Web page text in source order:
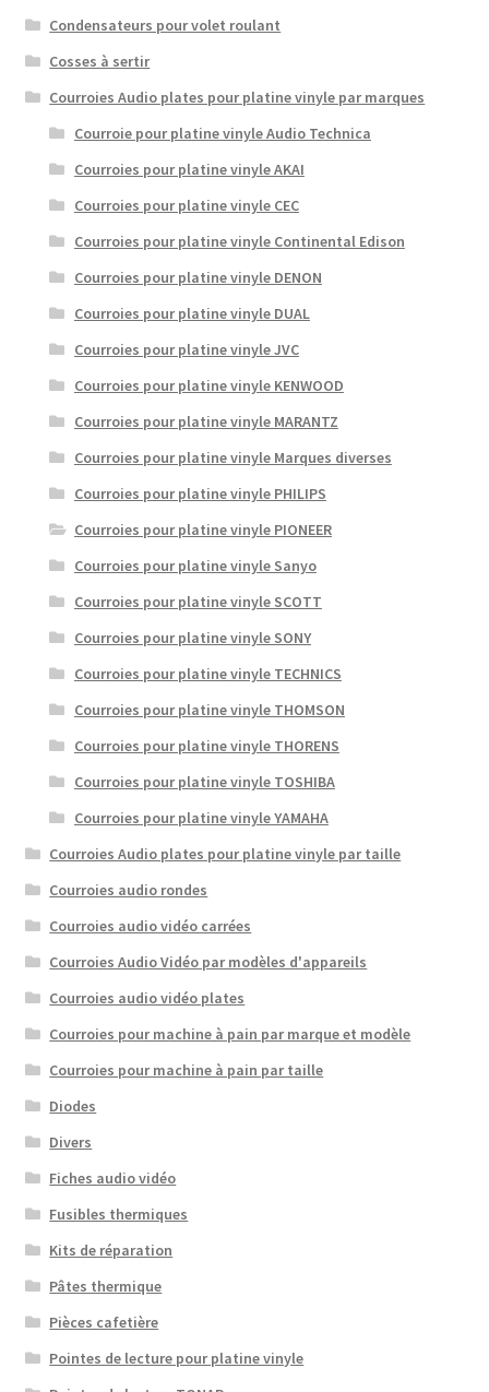
Condensateurs pour volet roulant
Cosses à sertir
Courroies Audio plates pour platine vinyle par marques
Courroie pour platine vinyle Audio Technica
Courroies pour platine vinyle AKAI
Courroies pour platine vinyle CEC
Courroies pour platine vinyle Continental Edison
Courroies pour platine vinyle DENON
Courroies pour platine vinyle DUAL
Courroies pour platine vinyle JVC
Courroies pour platine vinyle KENWOOD
Courroies pour platine vinyle MARANTZ
Courroies pour platine vinyle Marques diverses
Courroies pour platine vinyle PHILIPS
Courroies pour platine vinyle PIONEER
Courroies pour platine vinyle Sanyo
Courroies pour platine vinyle SCOTT
Courroies pour platine vinyle SONY
Courroies pour platine vinyle TECHNICS
Courroies pour platine vinyle THOMSON
Courroies pour platine vinyle THORENS
Courroies pour platine vinyle TOSHIBA
Courroies pour platine vinyle YAMAHA
Courroies Audio plates pour platine vinyle par taille
Courroies audio rondes
Courroies audio vidéo carrées
Courroies Audio Vidéo par modèles d'appareils
Courroies audio vidéo plates
Courroies pour machine à pain par marque et modèle
Courroies pour machine à pain par taille
Diodes
Divers
Fiches audio vidéo
Fusibles thermiques
Kits de réparation
Pâtes thermique
Pièces cafetière
Pointes de lecture pour platine vinyle